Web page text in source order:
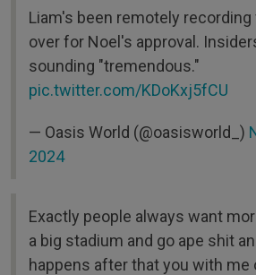
Liam's been remotely
over for Noel's approval.
sounding "tremendous."
pic.twitter.com/KDoKxj5fCU
— Oasis World (@oasisworld_)
2024
Exactly people always want
a big stadium and go ape shit
happens after that you with me